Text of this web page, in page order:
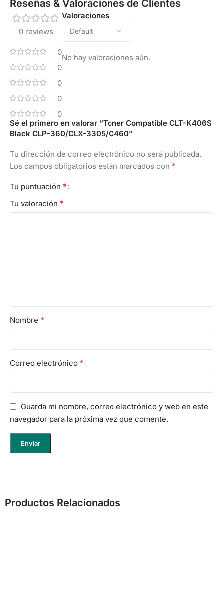
Reseñas & Valoraciones de Clientes
0 reviews
0
0
0
0
0
Valoraciones
No hay valoraciones aún.
Sé el primero en valorar “Toner Compatible CLT-K406S
Black CLP-360/CLX-3305/C460”
Tu dirección de correo electrónico no será publicada.
Los campos obligatorios están marcados con *
Tu puntuación *
Tu valoración *
Nombre *
Correo electrónico *
Guarda mi nombre, correo electrónico y web en este
navegador para la próxima vez que comente.
Productos Relacionados